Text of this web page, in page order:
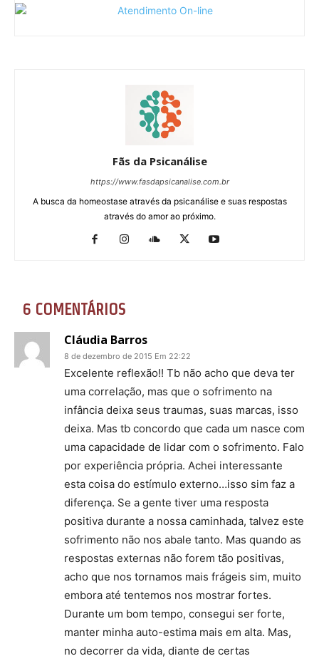
Fãs da Psicanálise
https://www.fasdapsicanalise.com.br
A busca da homeostase através da psicanálise e suas respostas
através do amor ao próximo.
6 COMENTÁRIOS
Cláudia Barros
8 de dezembro de 2015 Em 22:22
Excelente reflexão!! Tb não acho que deva ter
uma correlação, mas que o sofrimento na
infância deixa seus traumas, suas marcas, isso
deixa. Mas tb concordo que cada um nasce com
uma capacidade de lidar com o sofrimento. Falo
por experiência própria. Achei interessante
esta coisa do estímulo externo…isso sim faz a
diferença. Se a gente tiver uma resposta
positiva durante a nossa caminhada, talvez este
sofrimento não nos abale tanto. Mas quando as
respostas externas não forem tão positivas,
acho que nos tornamos mais frágeis sim, muito
embora até tentemos nos mostrar fortes.
Durante um bom tempo, consegui ser forte,
manter minha auto-estima mais em alta. Mas,
no decorrer da vida, diante de certas